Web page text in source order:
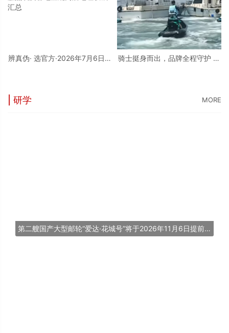
辨真伪· 选官方·2026年7月6日最
骑士挺身而出，品牌全程守护 庞
| 研学 MORE
第二艘国产大型邮轮“爱达·花城号”将于2026年11月6日提前交付